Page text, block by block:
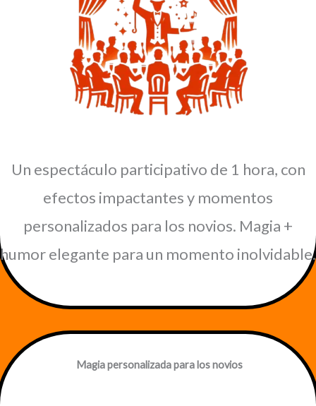
Un espectáculo participativo de 1 hora, con
efectos impactantes y momentos
personalizados para los novios. Magia +
humor elegante para un momento inolvidable.
Magia personalizada para los novios